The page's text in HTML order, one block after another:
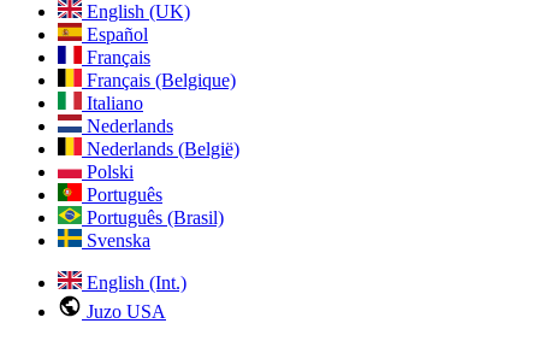
English (UK)
Español
Français
Français (Belgique)
Italiano
Nederlands
Nederlands (België)
Polski
Português
Português (Brasil)
Svenska
English (Int.)
Juzo USA